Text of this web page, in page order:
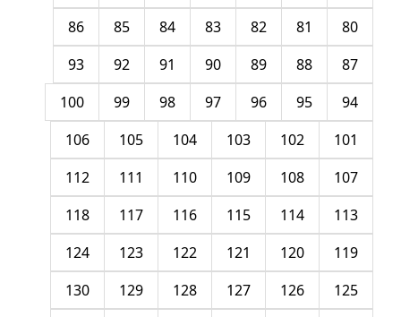
80
81
82
83
84
85
86
87
88
89
90
91
92
93
94
95
96
97
98
99
100
101
102
103
104
105
106
107
108
109
110
111
112
113
114
115
116
117
118
119
120
121
122
123
124
125
126
127
128
129
130